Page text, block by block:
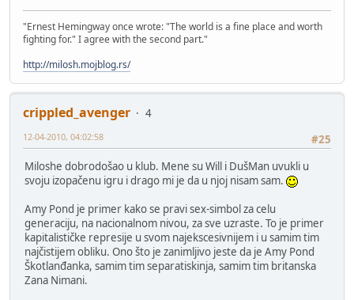
"Ernest Hemingway once wrote: "The world is a fine place and worth
fighting for." I agree with the second part."
http://milosh.mojblog.rs/
crippled_avenger
4
#25
12-04-2010, 04:02:58
Miloshe dobrodošao u klub. Mene su Will i DušMan uvukli u
svoju izopačenu igru i drago mi je da u njoj nisam sam.
Amy Pond je primer kako se pravi sex-simbol za celu
generaciju, na nacionalnom nivou, za sve uzraste. To je primer
kapitalističke represije u svom najekscesivnijem i u samim tim
najčistijem obliku. Ono što je zanimljivo jeste da je Amy Pond
Škotlanđanka, samim tim separatiskinja, samim tim britanska
Zana Nimani.